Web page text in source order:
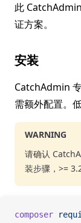
此
证方案。
安装
CatchAdmin
需额外配置。
WARNING
请确认
装步骤，>=
composer